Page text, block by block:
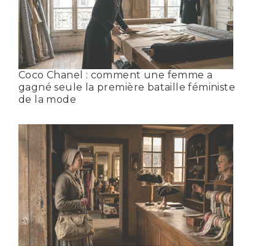
Coco Chanel : comment une femme a
gagné seule la première bataille féministe
de la mode